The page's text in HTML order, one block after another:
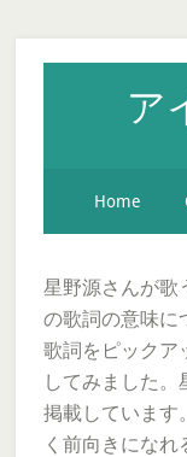
ア
Home
星野源さんが歌
の歌詞の意味に
歌詞をピックア
してみました
掲載しています
く前向きにな